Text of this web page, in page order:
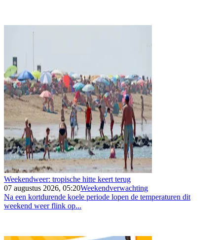
Weekendweer: tropische hitte keert terug
07 augustus 2026, 05:20Weekendverwachting
Na een kortdurende koele periode lopen de temperaturen dit
weekend weer flink op...